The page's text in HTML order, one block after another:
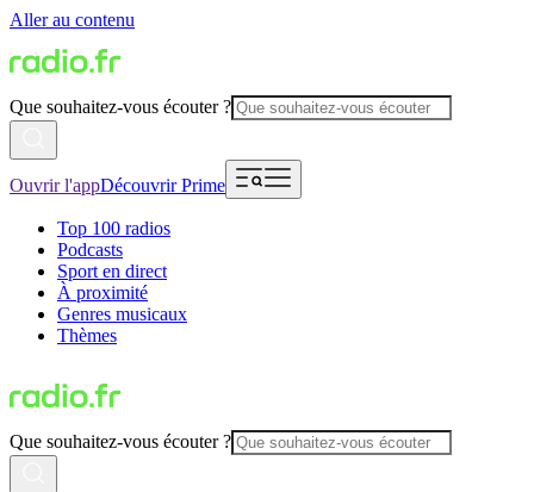
Aller au contenu
Que souhaitez-vous écouter ?
Ouvrir l'appDécouvrir Prime
Top 100 radios
Podcasts
Sport en direct
À proximité
Genres musicaux
Thèmes
Que souhaitez-vous écouter ?